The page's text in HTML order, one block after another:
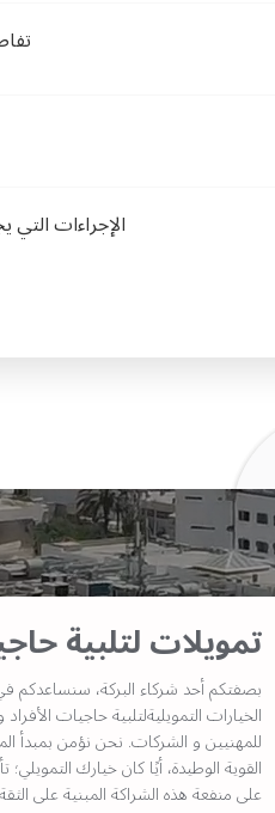
الإجراءات التي
تمويلات لتلبية
بصفتكم أحد شركاء البركة، سنساعدكم
الخيارات التمويليةلتلبية حاجيات
للمهنيين و الشركات. نحن نؤمن بمبدأ
القوية الوطيدة، أيًا كان خيارك
على منفعة هذه الشراكة المبنية على الثقة